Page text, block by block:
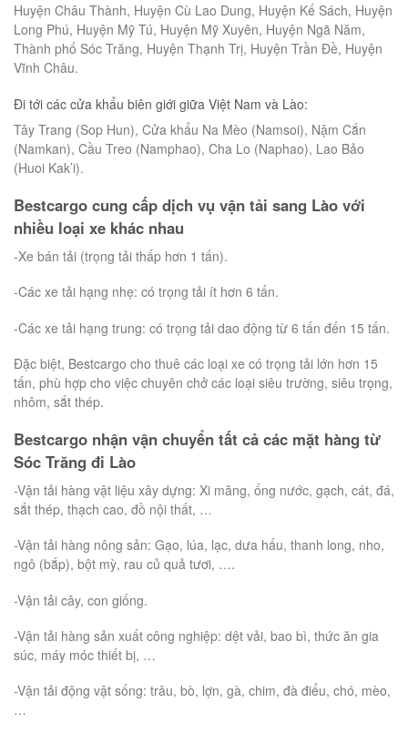
Huyện Châu Thành, Huyện Cù Lao Dung, Huyện Kế Sách, Huyện
Long Phú, Huyện Mỹ Tú, Huyện Mỹ Xuyên, Huyện Ngã Năm,
Thành phố Sóc Trăng, Huyện Thạnh Trị, Huyện Trần Đề, Huyện
Vĩnh Châu.
Đi tới các cửa khẩu biên giới giữa Việt Nam và Lào:
Tây Trang (Sop Hun), Cửa khẩu Na Mèo (Namsoi), Nậm Cắn
(Namkan), Cầu Treo (Namphao), Cha Lo (Naphao), Lao Bảo
(Huoi Kak’i).
Bestcargo cung cấp dịch vụ vận tải sang Lào với
nhiều loại xe khác nhau
-Xe bán tải (trọng tải thấp hơn 1 tấn).
-Các xe tải hạng nhẹ: có trọng tải ít hơn 6 tấn.
-Các xe tải hạng trung: có trọng tải dao động từ 6 tấn đến 15 tấn.
Đặc biệt, Bestcargo cho thuê các loại xe có trọng tải lớn hơn 15
tấn, phù hợp cho việc chuyên chở các loại siêu trường, siêu trọng,
nhôm, sắt thép.
Bestcargo nhận vận chuyển tất cả các mặt hàng từ
Sóc Trăng đi Lào
-Vận tải hàng vật liệu xây dựng: Xi măng, ống nước, gạch, cát, đá,
sắt thép, thạch cao, đồ nội thất, …
-Vận tải hàng nông sản: Gạo, lúa, lạc, dưa hấu, thanh long, nho,
ngô (bắp), bột mỳ, rau củ quả tươi, ….
-Vận tải cây, con giống.
-Vận tải hàng sản xuất công nghiệp: dệt vải, bao bì, thức ăn gia
súc, máy móc thiết bị, …
-Vận tải động vật sống: trâu, bò, lợn, gà, chim, đà điểu, chó, mèo,
…